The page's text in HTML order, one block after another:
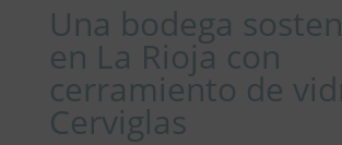
Una bodega
en La Rioja con
cerramiento de
Cerviglas